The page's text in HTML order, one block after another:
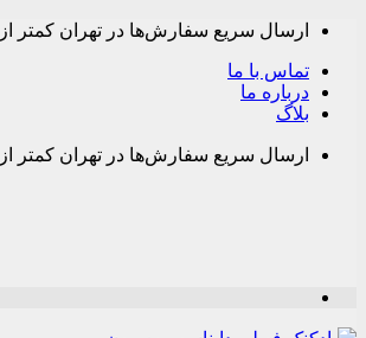
Skip
content
ارسال سریع سفارش‌ها در تهران کمتر
تماس با ما
درباره ما
بلاگ
ارسال سریع سفارش‌ها در تهران کمتر